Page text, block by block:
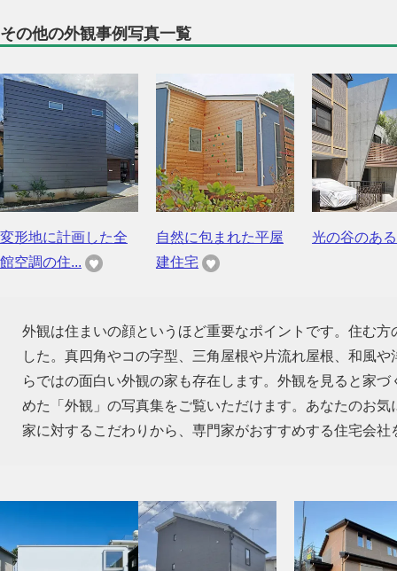
その他の外観事例写真一覧
変形地に計画した全
館空調の住...
自然に包まれた平屋
建住宅
光の谷のあ
外観は住まいの顔というほど重要なポイントです。住む
した。真四角やコの字型、三角屋根や片流れ屋根、和風
らではの面白い外観の家も存在します。外観を見ると家
めた「外観」の写真集をご覧いただけます。あなたのお
家に対するこだわりから、専門家がおすすめする住宅会社